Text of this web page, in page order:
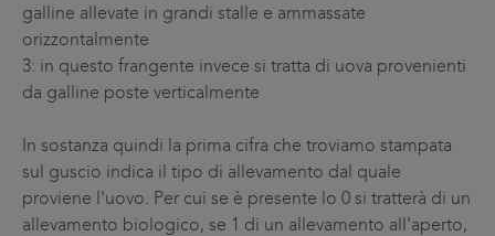
galline allevate in grandi stalle e ammassate
orizzontalmente
3: in questo frangente invece si tratta di uova provenienti
da galline poste verticalmente
In sostanza quindi la prima cifra che troviamo stampata
sul guscio indica il tipo di allevamento dal quale
proviene l'uovo. Per cui se è presente lo 0 si tratterà di un
allevamento biologico, se 1 di un allevamento all'aperto,